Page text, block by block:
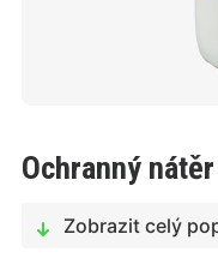
Ochranný
Zobrazit celý